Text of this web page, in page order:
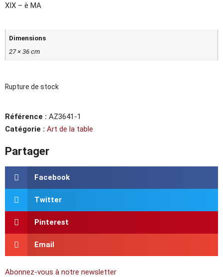
XIX – è MA
Dimensions
27 × 36 cm
Rupture de stock
Référence : AZ3641-1
Catégorie : Art de la table
Partager
Facebook
Twitter
Pinterest
Email
Abonnez-vous à notre newsletter